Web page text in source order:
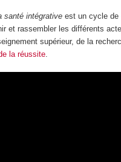
santé intégrative est un cycle de
et rassembler les différents
supérieur, de la
la réussite.